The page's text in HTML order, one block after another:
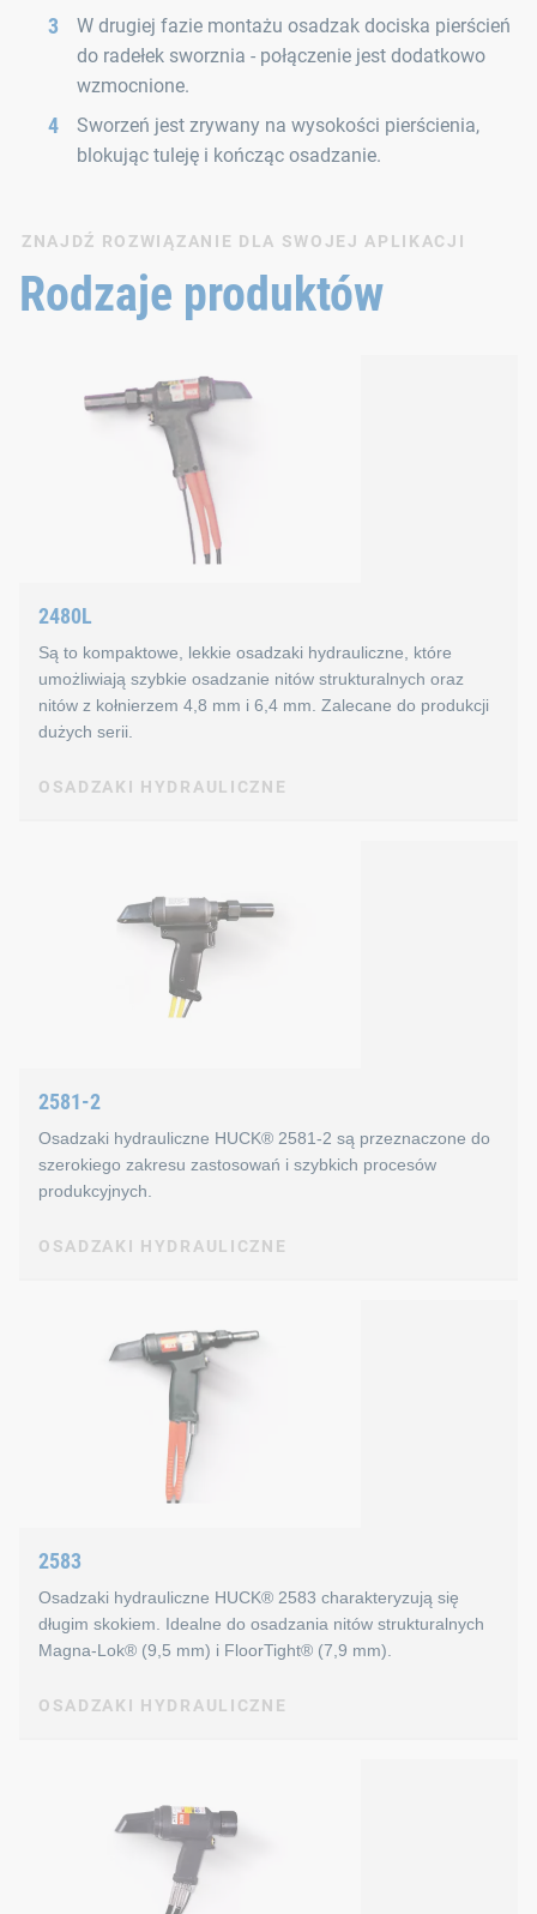
W drugiej fazie montażu osadzak dociska pierścień
do radełek sworznia - połączenie jest dodatkowo
wzmocnione.
Sworzeń jest zrywany na wysokości pierścienia,
blokując tuleję i kończąc osadzanie.
ZNAJDŹ ROZWIĄZANIE DLA SWOJEJ APLIKACJI
Rodzaje produktów
2480L
Są to kompaktowe, lekkie osadzaki hydrauliczne, które
umożliwiają szybkie osadzanie nitów strukturalnych oraz
nitów z kołnierzem 4,8 mm i 6,4 mm. Zalecane do produkcji
dużych serii.
OSADZAKI HYDRAULICZNE
Charakterystyka osadzaków
Prosta konstrukcja zapewniająca minimalną
Informacje techniczne
2581-2
Osadzaki hydrauliczne HUCK® 2581-2 są przeznaczone do
szerokiego zakresu zastosowań i szybkich procesów
produkcyjnych.
OSADZAKI HYDRAULICZNE
2581-2
Cechy osadzaka hydraulicznego
kompaktowa i lekka
odpowiednie do zastosowań o ograniczonej
Informacje techniczne
2583
Osadzaki hydrauliczne HUCK® 2583 charakteryzują się
długim skokiem. Idealne do osadzania nitów strukturalnych
Magna-Lok® (9,5 mm) i FloorTight® (7,9 mm).
OSADZAKI HYDRAULICZNE
Cechy osadzaków